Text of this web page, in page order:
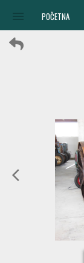
POČETNA
arrow_back_ios